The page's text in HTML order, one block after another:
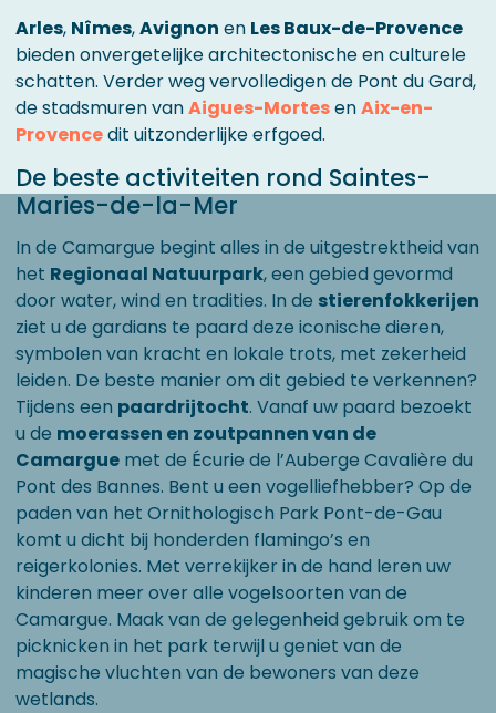
Arles, Nîmes,Avignon en Les Baux-de-Provence
bieden onvergetelijke architectonische en culturele
schatten. Verder weg vervolledigen de Pont du Gard,
de stadsmuren vanAigues-MortesenAix-en-
Provencedit uitzonderlijke erfgoed.
De beste activiteiten rond Saintes-
Maries-de-la-Mer
In de Camargue begint alles in de uitgestrektheid van
het Regionaal Natuurpark, een gebied gevormd
door water, wind en tradities. In de stierenfokkerijen
ziet u de gardians te paard deze iconische dieren,
symbolen van kracht en lokale trots, met zekerheid
leiden. De beste manier om dit gebied te verkennen?
Tijdens een paardrijtocht. Vanaf uw paard bezoekt
u de moerassen en zoutpannen van de
Camargue met de Écurie de l’Auberge Cavalière du
Pont des Bannes. Bent u een vogelliefhebber? Op de
paden van het Ornithologisch Park Pont-de-Gau
komt u dicht bij honderden flamingo’s en
reigerkolonies. Met verrekijker in de hand leren uw
kinderen meer over alle vogelsoorten van de
Camargue. Maak van de gelegenheid gebruik om te
picknicken in het park terwijl u geniet van de
magische vluchten van de bewoners van deze
wetlands.